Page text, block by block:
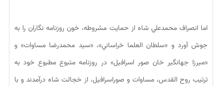
اما انصراف محمدعلي شاه از حمايت مشروطه، خون روزنامه نگاران را به
جوش آورد و «سلطان العلما خراساني»، «سيد محمدرضا مساوات» و
«ميرزا جهانگير خان صور اسرافيل» در روزنامه متبوع مطبوع خود به
ترتيب روح القدس، مساوات و صوراسرافيل، از خجالت شاه درآمدند و با